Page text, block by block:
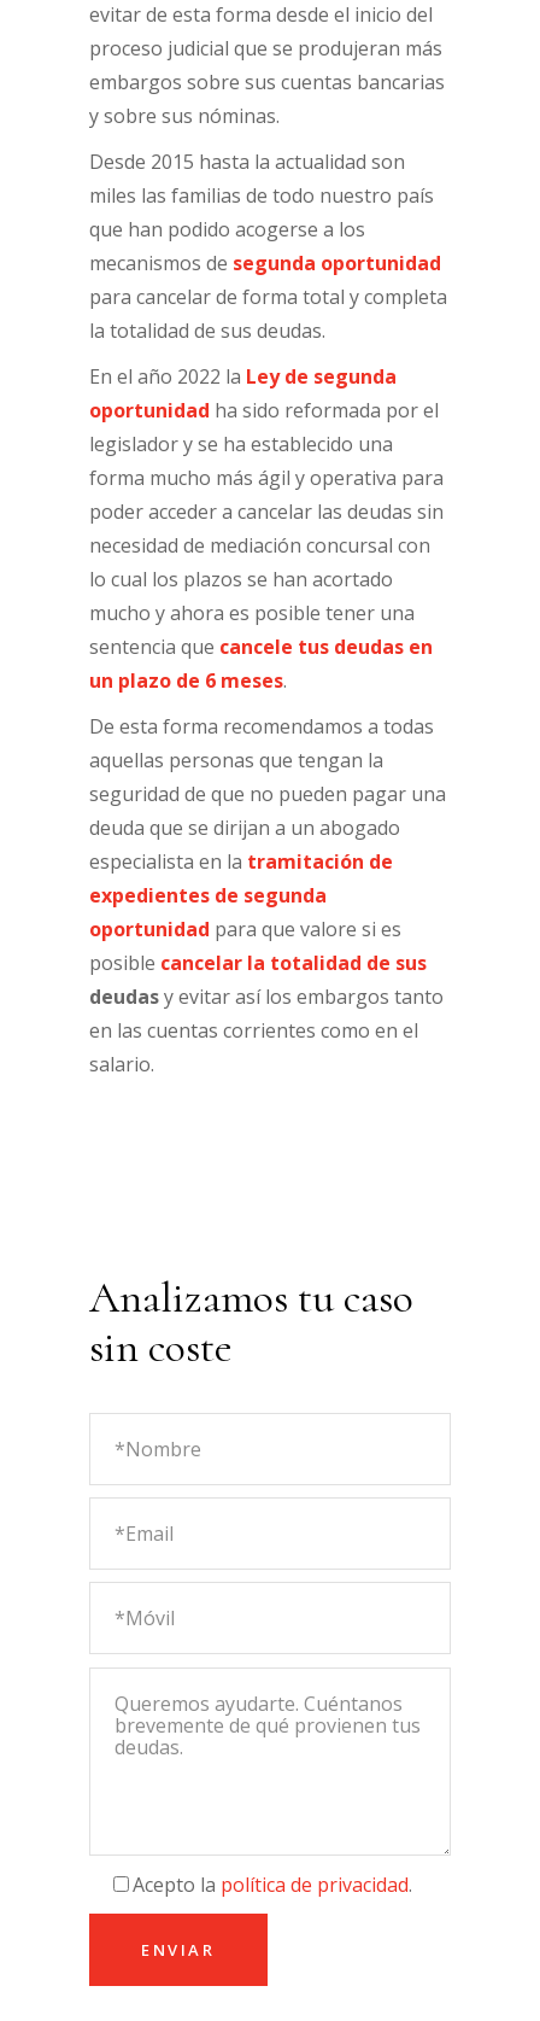
evitar de esta forma desde el inicio del
proceso judicial que se produjeran más
embargos sobre sus cuentas bancarias
y sobre sus nóminas.
Desde 2015 hasta la actualidad son
miles las familias de todo nuestro país
que han podido acogerse a los
mecanismos de segunda oportunidad
para cancelar de forma total y completa
la totalidad de sus deudas.
En el año 2022 la Ley de segunda
oportunidad ha sido reformada por el
legislador y se ha establecido una
forma mucho más ágil y operativa para
poder acceder a cancelar las deudas sin
necesidad de mediación concursal con
lo cual los plazos se han acortado
mucho y ahora es posible tener una
sentencia que cancele tus deudas en
un plazo de 6 meses.
De esta forma recomendamos a todas
aquellas personas que tengan la
seguridad de que no pueden pagar una
deuda que se dirijan a un abogado
especialista en la tramitación de
expedientes de segunda
oportunidad para que valore si es
posible cancelar la totalidad de sus
deudasy evitar así los embargos tanto
en las cuentas corrientes como en el
salario.
Analizamos tu caso
sin coste
Acepto la política de privacidad.